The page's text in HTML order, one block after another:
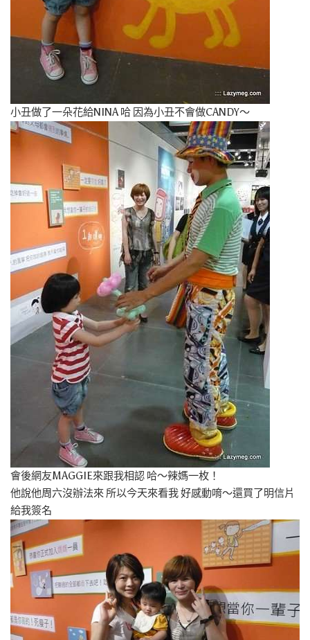
小丑做了一朵花給NINA 哈 因為小丑不會做CANDY～
會後網友MAGGIE來跟我相認 哈～辣媽一枚！
他說他周六沒辦法來 所以今天來看我 好感動唷～還買了明信片
給我簽名